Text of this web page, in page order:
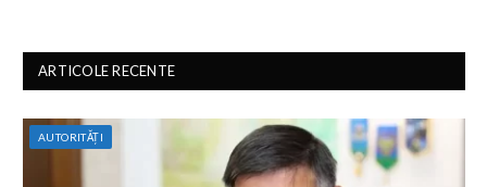
ARTICOLE RECENTE
AUTORITĂȚI